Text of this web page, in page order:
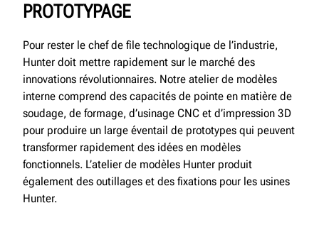
PROTOTYPAGE
Pour rester le chef de file technologique de l’industrie,
Hunter doit mettre rapidement sur le marché des
innovations révolutionnaires. Notre atelier de modèles
interne comprend des capacités de pointe en matière de
soudage, de formage, d’usinage CNC et d’impression 3D
pour produire un large éventail de prototypes qui peuvent
transformer rapidement des idées en modèles
fonctionnels. L’atelier de modèles Hunter produit
également des outillages et des fixations pour les usines
Hunter.